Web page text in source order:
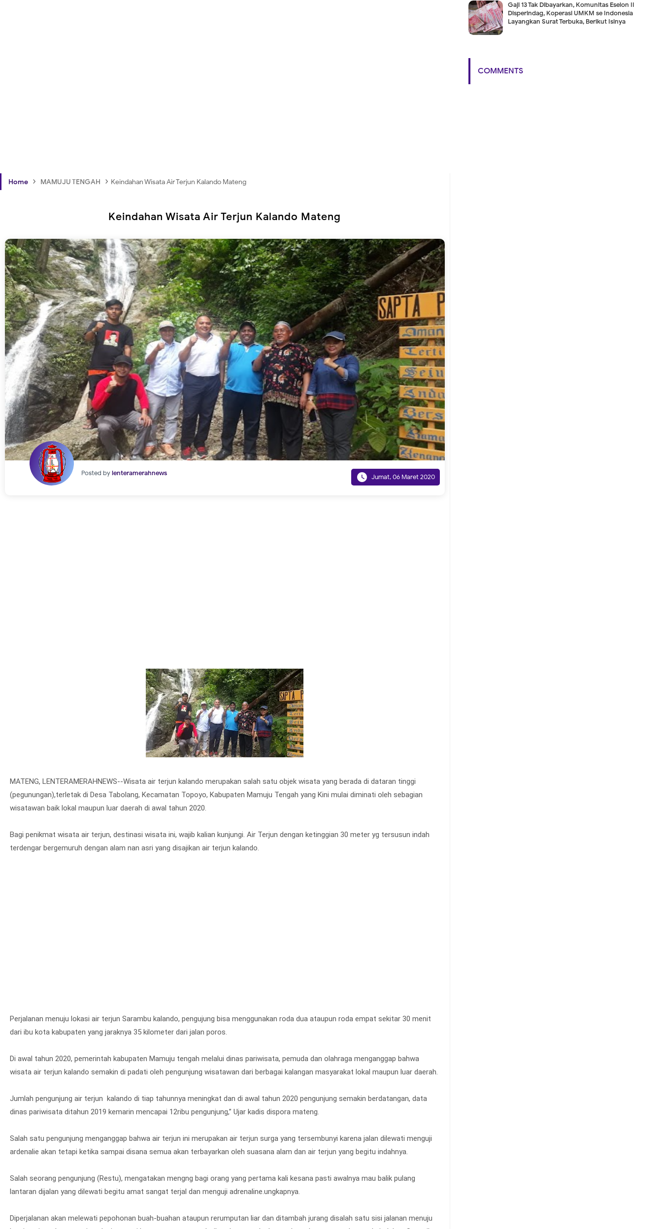
Home › MAMUJU TENGAH › Keindahan Wisata Air Terjun Kalando Mateng
Keindahan Wisata Air Terjun Kalando Mateng
Posted bylenteramerahnews  Jumat, 06 Maret 2020
MATENG, LENTERAMERAHNEWS--Wisata air terjun kalando merupakan salah satu objek wisata yang berada di dataran tinggi
(pegunungan),terletak di Desa Tabolang, Kecamatan Topoyo, Kabupaten Mamuju Tengah yang Kini mulai diminati oleh sebagian
wisatawan baik lokal maupun luar daerah di awal tahun 2020.
Bagi penikmat wisata air terjun, destinasi wisata ini, wajib kalian kunjungi. Air Terjun dengan ketinggian 30 meter yg tersusun indah
terdengar bergemuruh dengan alam nan asri yang disajikan air terjun kalando.
Perjalanan menuju lokasi air terjun Sarambu kalando, pengujung bisa menggunakan roda dua ataupun roda empat sekitar 30 menit
dari ibu kota kabupaten yang jaraknya 35 kilometer dari jalan poros.
Di awal tahun 2020, pemerintah kabupaten Mamuju tengah melalui dinas pariwisata, pemuda dan olahraga menganggap bahwa
wisata air terjun kalando semakin di padati oleh pengunjung wisatawan dari berbagai kalangan masyarakat lokal maupun luar daerah.
Jumlah pengunjung air terjun kalando di tiap tahunnya meningkat dan di awal tahun 2020 pengunjung semakin berdatangan, data
dinas pariwisata ditahun 2019 kemarin mencapai 12ribu pengunjung,” Ujar kadis dispora mateng.
Salah satu pengunjung menganggap bahwa air terjun ini merupakan air terjun surga yang tersembunyi karena jalan dilewati menguji
ardenalie akan tetapi ketika sampai disana semua akan terbayarkan oleh suasana alam dan air terjun yang begitu indahnya.
Salah seorang pengunjung (Restu), mengatakan mengng bagi orang yang pertama kali kesana pasti awalnya mau balik pulang
lantaran dijalan yang dilewati begitu amat sangat terjal dan menguji adrenaline.ungkapnya.
Diperjalanan akan melewati pepohonan buah-buahan ataupun rerumputan liar dan ditambah jurang disalah satu sisi jalanan menuju
Gaji 13 Tak Dibayarkan, Komunitas Eselon II
Disperindag, Koperasi UMKM se Indonesia
Layangkan Surat Terbuka, Berikut Isinya
COMMENTS